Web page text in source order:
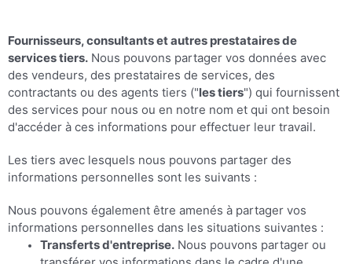
Fournisseurs, consultants et autres prestataires de
services tiers. Nous pouvons partager vos données avec
des vendeurs, des prestataires de services, des
contractants ou des agents tiers ("les tiers") qui fournissent
des services pour nous ou en notre nom et qui ont besoin
d'accéder à ces informations pour effectuer leur travail.
Les tiers avec lesquels nous pouvons partager des
informations personnelles sont les suivants :
Nous pouvons également être amenés à partager vos
informations personnelles dans les situations suivantes :
Transferts d'entreprise. Nous pouvons partager ou